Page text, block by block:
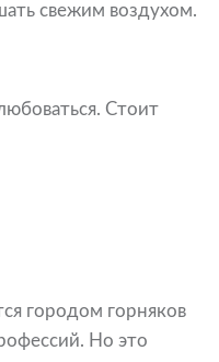
свежим воздухом.
Стоит
городом горняков
Но это